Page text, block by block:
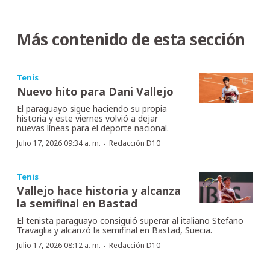
Más contenido de esta sección
Tenis
Nuevo hito para Dani Vallejo
El paraguayo sigue haciendo su propia
historia y este viernes volvió a dejar
nuevas líneas para el deporte nacional.
Julio 17, 2026 09:34 a. m. · Redacción D10
Tenis
Vallejo hace historia y alcanza
la semifinal en Bastad
El tenista paraguayo consiguió superar al italiano Stefano
Travaglia y alcanzó la semifinal en Bastad, Suecia.
Julio 17, 2026 08:12 a. m. · Redacción D10